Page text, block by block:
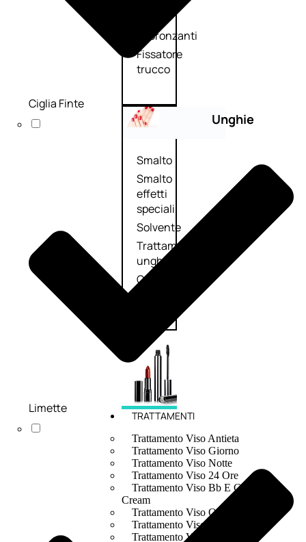
abbronzanti
Fissatore
trucco
Unghie
Smalto
Smalto
effetti
speciali
Solvente
Trattamenti
unghie
Cofanetti
TRATTAMENTI
Trattamento Viso Antieta
Trattamento Viso Giorno
Trattamento Viso Notte
Trattamento Viso 24 Ore
Trattamento Viso Bb E Cc
Cream
Trattamento Viso Occhi
Trattamento Viso Detergenza
Trattamento Viso Maschere
Ciglia Finte
Limette